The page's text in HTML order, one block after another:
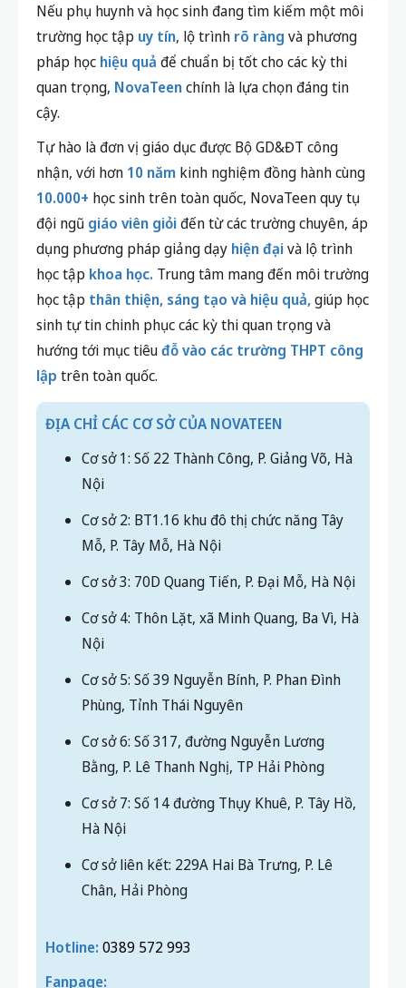
Nếu phụ huynh và học sinh đang tìm kiếm một môi
trường học tập uy tín, lộ trình rõ ràng và phương
pháp học hiệu quả để chuẩn bị tốt cho các kỳ thi
quan trọng, NovaTeenchính là lựa chọn đáng tin
cậy.
Tự hào là đơn vị giáo dục được Bộ GD&ĐT công
nhận, với hơn 10 năm kinh nghiệm đồng hành cùng
10.000+ học sinh trên toàn quốc, NovaTeen quy tụ
đội ngũ giáo viên giỏiđến từ các trường chuyên, áp
dụng phương pháp giảng dạy hiện đạivà lộ trình
học tập khoa học. Trung tâm mang đến môi trường
học tập thân thiện, sáng tạo và hiệu quả,giúp học
sinh tự tin chinh phục các kỳ thi quan trọng và
hướng tới mục tiêuđỗ vào các trường THPT công
lập trên toàn quốc.
ĐỊA CHỈ CÁC CƠ SỞ CỦA NOVATEEN
Cơ sở 1: Số 22 Thành Công, P. Giảng Võ, Hà
Nội
Cơ sở 2: BT1.16 khu đô thị chức năng Tây
Mỗ, P. Tây Mỗ, Hà Nội
Cơ sở 3: 70D Quang Tiến, P. Đại Mỗ, Hà Nội
Cơ sở 4: Thôn Lặt, xã Minh Quang, Ba Vì, Hà
Nội
Cơ sở 5: Số 39 Nguyễn Bính, P. Phan Đình
Phùng, Tỉnh Thái Nguyên
Cơ sở 6: Số 317, đường Nguyễn Lương
Bằng, P. Lê Thanh Nghị, TP Hải Phòng
Cơ sở 7: Số 14 đường Thụy Khuê, P. Tây Hồ,
Hà Nội
Cơ sở liên kết: 229A Hai Bà Trưng, P. Lê
Chân, Hải Phòng
Hotline: 0389 572 993
Fanpage: